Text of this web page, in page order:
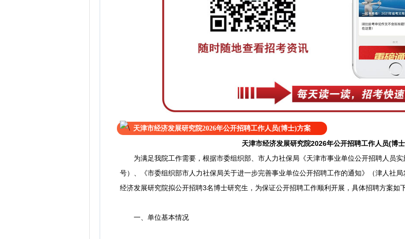
天津市经济发展研究院2026年公开招聘工作人员(博士)方案
天津市经济发展研究院2026年公开招聘工作人员(博
为满足我院工作需要，根据市委组织部、市人力社保局《天津市事业单位公开招聘人员实
号）、《市委组织部市人力社保局关于进一步完善事业单位公开招聘工作的通知》（津人社
经济发展研究院拟公开招聘3名博士研究生，为保证公开招聘工作顺利开展，具体招聘方案如下
一、单位基本情况